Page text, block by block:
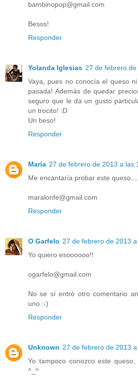
bambinopop@gmail.com
Besos!
Responder
Yolanda Iglesias 27 de febrero
Vaya, pues no conocía el queso
pasada! Además de quedar
seguro que le da un gusto
un trocito! :D
Un beso!
Responder
María 27 de febrero de 2013 a las
Me encantaría probar este
maralonfe@gmail.com
Responder
O Garfelo 27 de febrero de 2013
Yo quiero esoooooo!!
ogarfelo@gmail.com
No se sí entró otro comentario
uno :-)
Responder
Unknown 27 de febrero de 2013
Yo tampoco conozco este
^_^